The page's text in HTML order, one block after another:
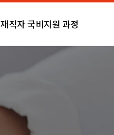
재직자 국비지원 과정